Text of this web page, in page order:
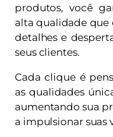
produtos, você
alta qualidade que
detalhes e
seus clientes.
Cada clique é
as qualidades
aumentando sua
a impulsionar suas